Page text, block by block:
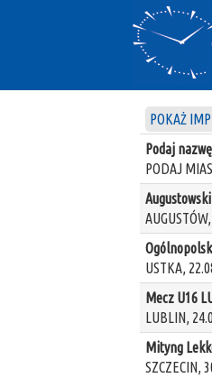
POKAŻ
Podaj
PODAJ
USTKA,
Mecz U16
LUBLIN,
Mityng
SZCZECIN,